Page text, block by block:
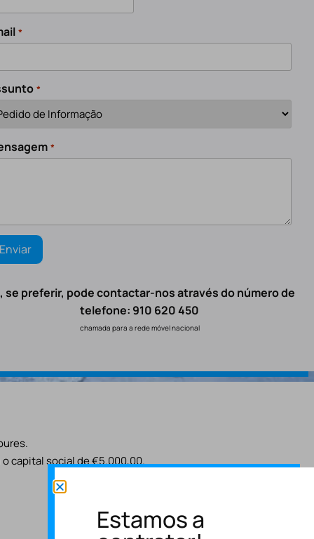
*
*
*
se preferir, pode contactar-nos através do número de
telefone: 910 620 450
chamada para a rede móvel nacional
o capital social de €5.000,00.
Estamos a